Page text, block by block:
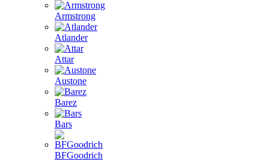
Armstrong
Atlander
Attar
Austone
Barez
Bars
BFGoodrich